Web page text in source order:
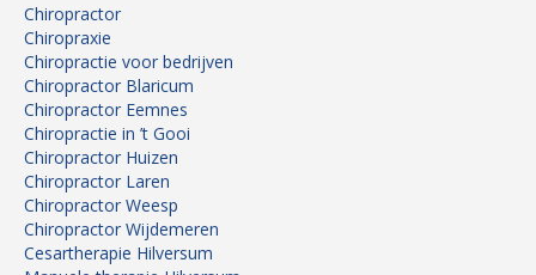
Chiropractor
Chiropraxie
Chiropractie voor bedrijven
Chiropractor Blaricum
Chiropractor Eemnes
Chiropractie in ’t Gooi
Chiropractor Huizen
Chiropractor Laren
Chiropractor Weesp
Chiropractor Wijdemeren
Cesartherapie Hilversum